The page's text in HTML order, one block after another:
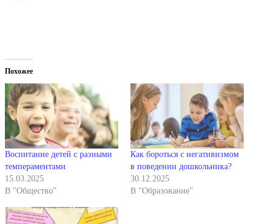
Похожее
Воспитание детей с разными
темпераментами
15.03.2025
В "Общество"
Как бороться с негативизмом
в поведении дошкольника?
30.12.2025
В "Образование"